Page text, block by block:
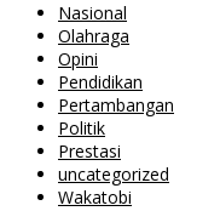
Nasional
Olahraga
Opini
Pendidikan
Pertambangan
Politik
Prestasi
uncategorized
Wakatobi